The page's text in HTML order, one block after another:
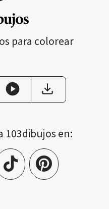
para colorear
103dibujos en: